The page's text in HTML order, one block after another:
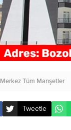
MerkezTüm Manşetler
Tweetle